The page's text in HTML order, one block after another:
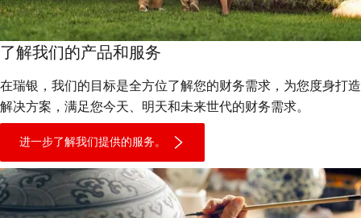
了解我们的产品和服务
在瑞银，我们的目标是全方位了解您的财务需求，为您度身打造
解决方案，满足您今天、明天和未来世代的财务需求。
进一步了解我们提供的服务。